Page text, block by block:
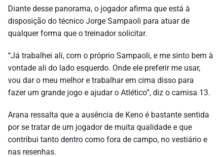
Diante desse panorama, o jogador afirma que está à
disposição do técnico Jorge Sampaoli para atuar de
qualquer forma que o treinador solicitar.
“Já trabalhei ali, com o próprio Sampaoli, e me sinto bem à
vontade ali do lado esquerdo. Onde ele preferir me usar,
vou dar o meu melhor e trabalhar em cima disso para
fazer um grande jogo e ajudar o Atlético”, diz o camisa 13.
Arana ressalta que a ausência de Keno é bastante sentida
por se tratar de um jogador de muita qualidade e que
contribui tanto dentro como fora de campo, no vestiário e
nas resenhas.